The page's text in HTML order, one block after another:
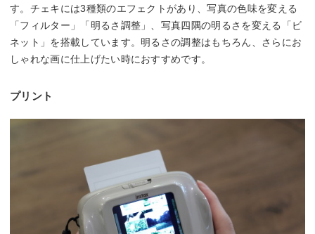
す。チェキには3種類のエフェクトがあり、写真の色味を変える
「フィルター」「明るさ調整」、写真四隅の明るさを変える「ビ
ネット」を搭載しています。明るさの調整はもちろん、さらにお
しゃれな画に仕上げたい時におすすめです。
プリント